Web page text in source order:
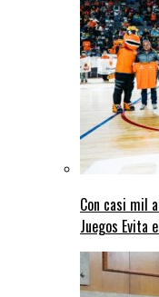
Con casi mil
Juegos Evita